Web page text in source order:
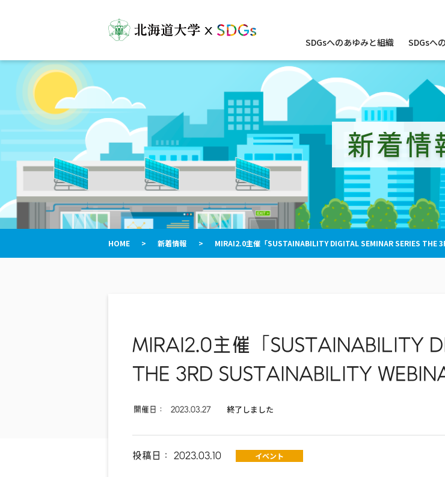
ト
内
ニ
ュ
SDGsへのあゆみと組織 SDGsへ
新着情
HOME > 新着情報 > MIRAI2.0主催「SUSTAINABILITY DIGITAL SEMINAR SERIES THE
MIRAI2.0主催「SUSTAINABILITY
THE 3RD SUSTAINABILITY
開催日： 2023.03.27 終了しました
投稿日： 2023.03.10 イベント